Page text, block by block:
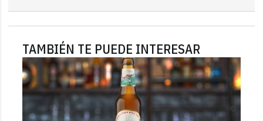
TAMBIÉN TE PUEDE INTERESAR